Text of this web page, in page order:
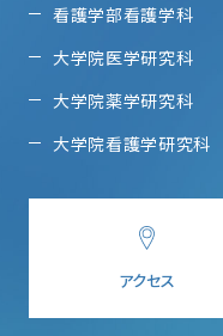
看護学部看護学科
大学院医学研究科
大学院薬学研究科
大学院看護学研究科
アクセス